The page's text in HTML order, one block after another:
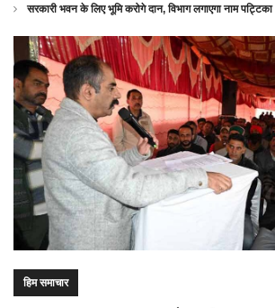
सरकारी भवन के लिए भूमि करोगे दान, विभाग लगाएगा नाम
हिम समाचार